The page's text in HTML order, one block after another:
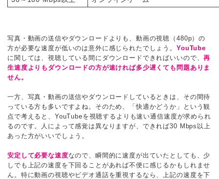
写真・動画の送信やダウンロードよりも、動画の視聴（480p）の
方が必要な速度が低いのは意外に感じられたでしょう。 YouTube
に関しては、視聴している間にダウンロードできればいいので、再
生速度よりもダウンロードの方が速ければ多少遅くても問題ありま
せん。
一方、写真・動画の送信やダウンロードしているときは、その間待
っている方も多いですよね。そのため、「快適かどうか」という観
点で考えると、YouTubeを視聴するよりも速い通信速度が求められ
るのです。人によって感覚は異なりますが、できれば30 Mbps以上
あった方がいいでしょう。
安定して必要な速度なので、瞬間的に速度が出ていたとしても、少
しでも上記の速度を下回ることがあれば不便に感じるかもしれませ
ん。特に動画の視聴やビデオ通話を重視するなら、上記の速度を下